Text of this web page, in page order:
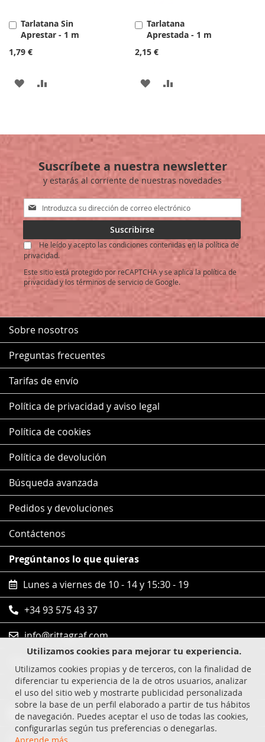
Utilizamos cookies para mejorar tu experiencia.
Utilizamos cookies propias y de terceros, con la finalidad de
diferenciar tu experiencia de la de otros usuarios, analizar
el uso del sitio web y mostrarte publicidad personalizada
sobre la base de un perfil elaborado a partir de tus hábitos
de navegación. Puedes aceptar el uso de todas las cookies,
configurarlas según tus preferencias o denegarlas.
Tarlatana Sin
Aprestar - 1 m
1,79 €
Añadir
al
carrito
AÑADIR
LISTA
DESEOS
Tarlatana
Aprestada - 1 m
2,15 €
Añadir
al
carrito
AÑADIR
DE
DESEOS
Suscríbete a nuestra newsletter
y estarás al corriente de nuestras novedades
Inscríbase
a
boletín
de
noticias:
Suscribirse
He leído y acepto las condiciones contenidas en la política de
privacidad.
Este sitio está protegido por reCAPTCHA y se aplica la política de
privacidady los términos de serviciode Google.
Sobre nosotros
Preguntas frecuentes
Tarifas de envío
Política de privacidad y aviso legal
Política de cookies
Política de devolución
Búsqueda avanzada
Pedidos y devoluciones
Contáctenos
Pregúntanos lo que quieras
Lunes a viernes de 10 - 14 y 15:30 - 19
+34 93 575 43 37
info@rittagraf.com
Compras 100% seguras
Visa